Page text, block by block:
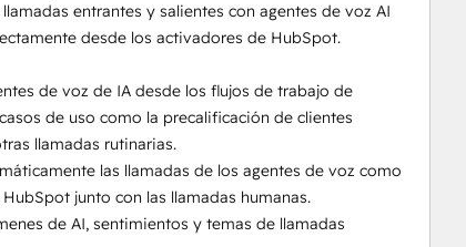
entrantes y salientes con agentes de voz AI
desde los activadores de HubSpot.
de voz de IA desde los flujos de trabajo de
de uso como la precalificación de clientes
llamadas rutinarias.
las llamadas de los agentes de voz como
junto con las llamadas humanas.
de AI, sentimientos y temas de llamadas